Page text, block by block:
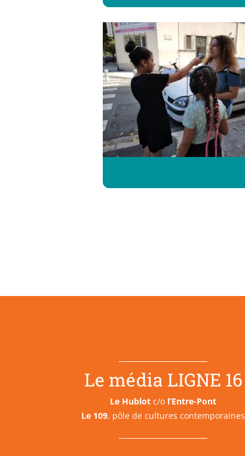
Le média LIGNE 16
Le Hublot c/o l’Entre-Pont
Le 109, pôle de cultures contemporaines